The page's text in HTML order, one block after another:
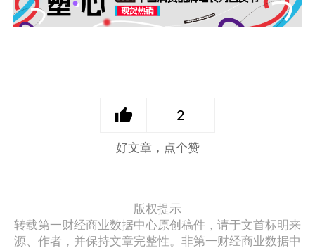
2
好文章，点个赞
版权提示
转载第一财经商业数据中心原创稿件，请于文首标明来
源、作者，并保持文章完整性。非第一财经商业数据中